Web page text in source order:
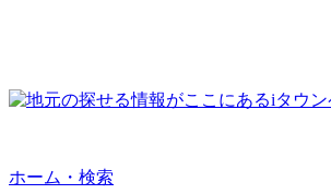
ホーム・検索